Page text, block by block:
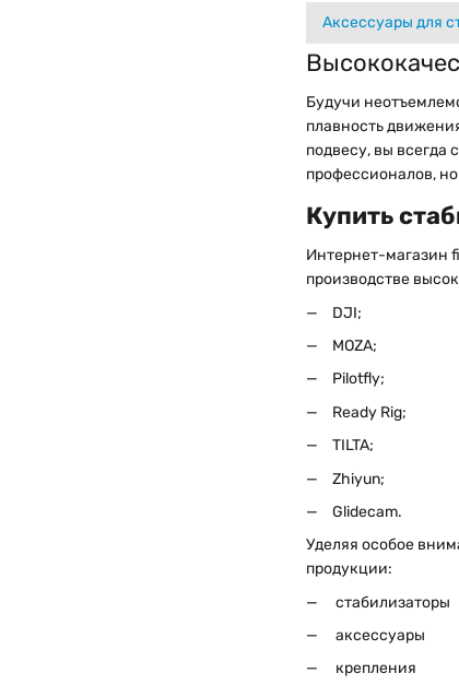
Аксессуары для
Будучи
плавность
подвесу, вы всегда
профессионалов,
Купить
Интернет-магазин
производстве
DJI;
MOZA;
Pilotfly;
Ready Rig;
TILTA;
Zhiyun;
Glidecam.
Уделяя особое
продукции:
стабилизаторы
аксессуары
крепления